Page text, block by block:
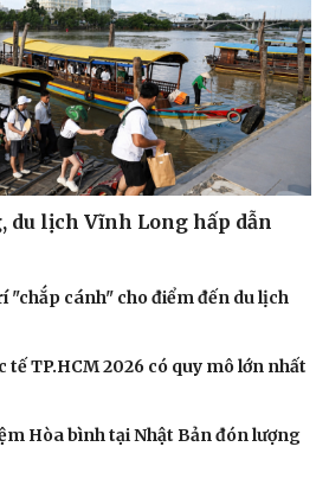
du lịch Vĩnh Long hấp dẫn
"chắp cánh" cho điểm đến du lịch
tế TP.HCM 2026 có quy mô lớn nhất
Hòa bình tại Nhật Bản đón lượng